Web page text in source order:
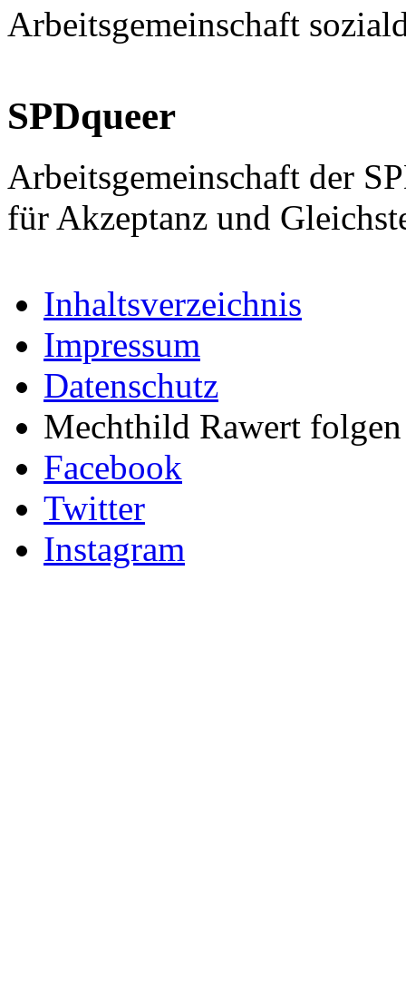
Arbeitsgemeinschaft
SPDqueer
Arbeitsgemeinschaft der
für Akzeptanz und
Inhaltsverzeichnis
Impressum
Datenschutz
Mechthild Rawert
Facebook
Twitter
Instagram